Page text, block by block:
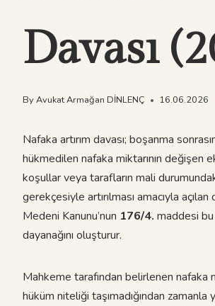
Davası
ByAvukat Armağan DİNLENÇ 16.06.2026
Nafaka artırım davası; boşanma
hükmedilen nafaka miktarının değişen
koşullar veya tarafların mali
gerekçesiyle artırılması amacıyla açılan
Medeni Kanunu’nun 176/4. maddesi bu
dayanağını oluşturur.
Mahkeme tarafından belirlenen nafaka
hüküm niteliği taşımadığından zamanla